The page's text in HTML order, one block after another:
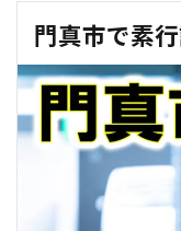
門真市で素